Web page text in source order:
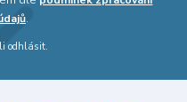
.
odhlásit.